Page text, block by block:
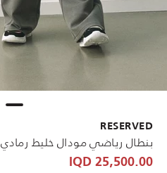
RESERVED
بنطال رياضي مودال خليط رمادي
25,500.00 IQD